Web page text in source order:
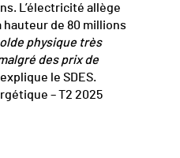
L’électricité allège
de 80 millions
physique très
des prix de
le SDES.
– T2 2025